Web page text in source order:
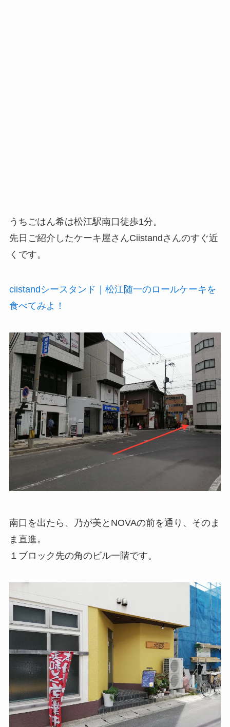
うちごはん希は松江駅南口徒歩1分。
先日ご紹介したケーキ屋さんCiistandさんのすぐ近
くです。
ciistandシースタンド｜松江随一のロールケーキを
食べてみよ！
南口を出たら、乃が美とNOVAの前を通り、そのま
ま直進。
１ブロック先の角のビル一階です。